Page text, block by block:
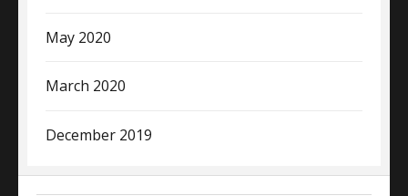
May 2020
March 2020
December 2019